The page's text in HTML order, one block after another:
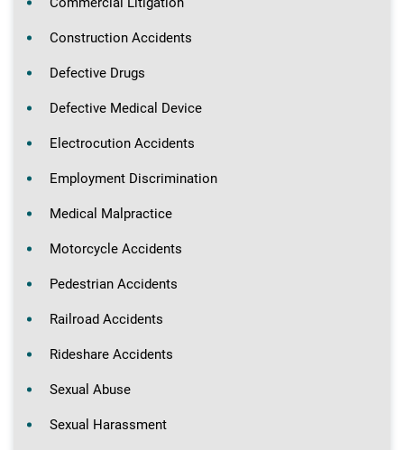
Construction Accidents
Defective Drugs
Defective Medical Device
Electrocution Accidents
Employment Discrimination
Medical Malpractice
Motorcycle Accidents
Pedestrian Accidents
Railroad Accidents
Rideshare Accidents
Sexual Abuse
Sexual Harassment